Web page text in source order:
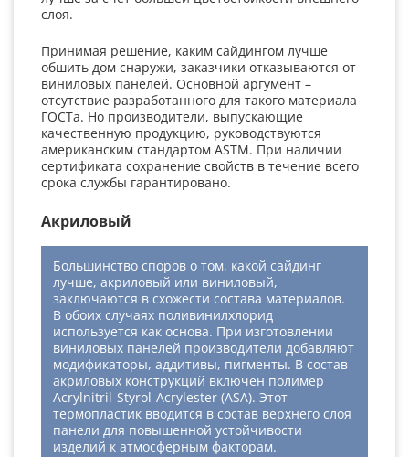
слоя.
Принимая решение, каким сайдингом лучше
обшить дом снаружи, заказчики отказываются от
виниловых панелей. Основной аргумент –
отсутствие разработанного для такого материала
ГОСТа. Но производители, выпускающие
качественную продукцию, руководствуются
американским стандартом ASTM. При наличии
сертификата сохранение свойств в течение всего
срока службы гарантировано.
Акриловый
Большинство споров о том, какой сайдинг
лучше, акриловый или виниловый,
заключаются в схожести состава материалов.
В обоих случаях поливинилхлорид
используется как основа. При изготовлении
виниловых панелей производители добавляют
модификаторы, аддитивы, пигменты. В состав
акриловых конструкций включен полимер
Acrylnitril-Styrol-Acrylester (ASA). Этот
термопластик вводится в состав верхнего слоя
панели для повышенной устойчивости
изделий к атмосферным факторам.